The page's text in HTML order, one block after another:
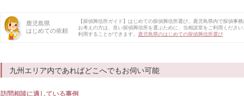
鹿児島県
はじめての依頼
【探偵興信所ガイド】はじめての探偵興信所選び。鹿児島県内で探偵事
お考えの方は、良い探偵興信所を選ぶために、当相談室をご利用くださ
利用することができます。 鹿児島県のはじめての探偵興信所選び
九州エリア内であればどこへでもお伺い可能
訪問相談に適している事例